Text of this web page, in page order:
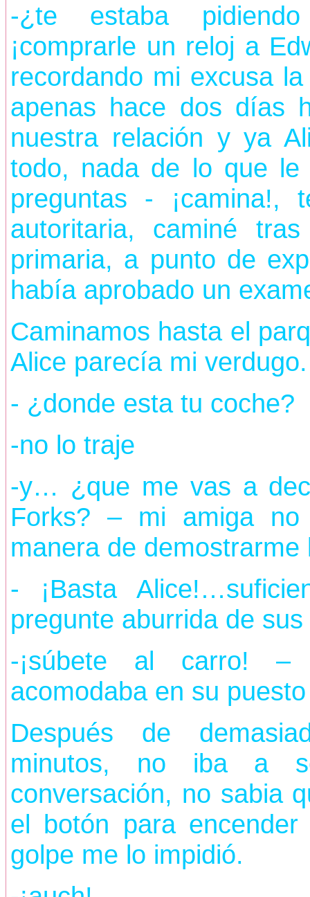
-¿te estaba
¡comprarle un reloj a
recordando mi excusa
apenas hace dos días
nuestra relación y ya
todo, nada de lo que
preguntas - ¡camina!,
autoritaria, caminé
primaria, a punto de
había aprobado un
Caminamos hasta el
Alice parecía mi verdugo.
- ¿donde esta tu coche?
-no lo traje
-y… ¿que me vas a
Forks? – mi amiga
manera de
- ¡Basta
pregunte aburrida de
-¡súbete al carro! –
acomodaba en su
Después de
minutos, no iba a
conversación, no sabia
el botón para
golpe me lo impidió.